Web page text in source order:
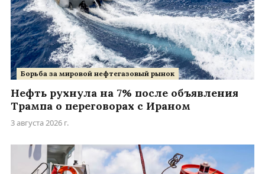
Борьба за мировой нефтегазовый рынок
Нефть рухнула на 7% после объявления
Трампа о переговорах с Ираном
3 августа 2026 г.